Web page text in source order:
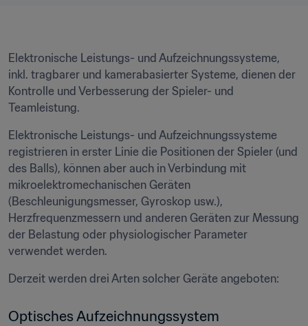
Elektronische Leistungs- und Aufzeichnungssysteme,
inkl. tragbarer und kamerabasierter Systeme, dienen der
Kontrolle und Verbesserung der Spieler- und
Teamleistung.
Elektronische Leistungs- und Aufzeichnungssysteme
registrieren in erster Linie die Positionen der Spieler (und
des Balls), können aber auch in Verbindung mit
mikroelektromechanischen Geräten
(Beschleunigungsmesser, Gyroskop usw.),
Herzfrequenzmessern und anderen Geräten zur Messung
der Belastung oder physiologischer Parameter
verwendet werden.
Derzeit werden drei Arten solcher Geräte angeboten:
Optisches Aufzeichnungssystem